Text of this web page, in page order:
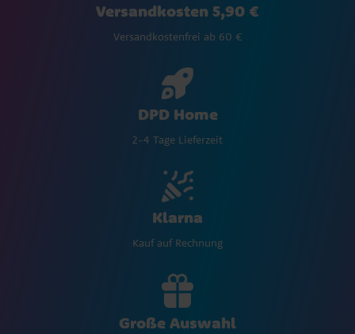
Versandkosten 5,90 €
Versandkostenfrei ab 60 €
DPD Home
2-4 Tage Lieferzeit
Klarna
Kauf auf Rechnung
Große Auswahl